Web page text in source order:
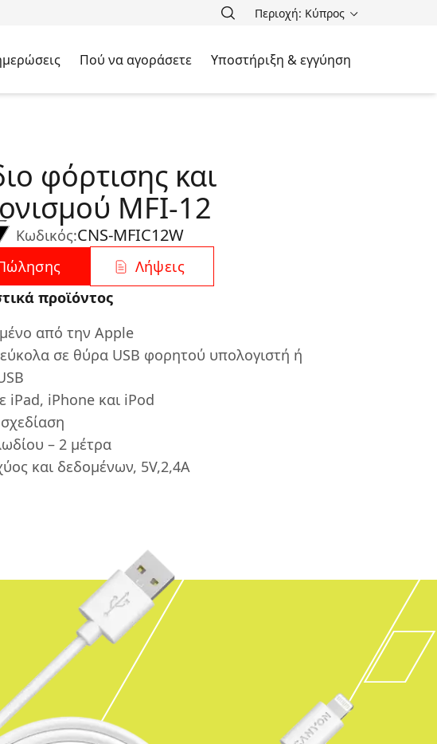
Περιοχή: Κύπρος
Πού να αγοράσετε Υποστήριξη & εγγύηση
φόρτισης και
MFI-12
Κωδικός:CNS-MFIC12W
Λήψεις
προϊόντος
από την Apple
σε θύρα USB φορητού υπολογιστή ή
iPad, iPhone και iPod
– 2 μέτρα
και δεδομένων, 5V,2,4A